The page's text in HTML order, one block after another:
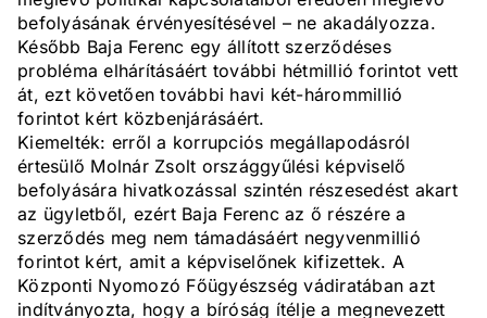
befolyásának érvényesítésével – ne akadályozza.
Később Baja Ferenc egy állított szerződéses
probléma elhárításáért további hétmillió forintot vett
át, ezt követően további havi két-hárommillió
forintot kért közbenjárásáért.
Kiemelték: erről a korrupciós megállapodásról
értesülő Molnár Zsolt országgyűlési képviselő
befolyására hivatkozással szintén részesedést akart
az ügyletből, ezért Baja Ferenc az ő részére a
szerződés meg nem támadásáért negyvenmillió
forintot kért, amit a képviselőnek kifizettek. A
Központi Nyomozó Főügyészség vádiratában azt
indítványozta, hogy a bíróság ítélje a megnevezett